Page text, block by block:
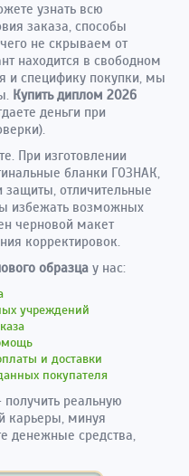
узнать всю
заказа, способы
не скрываем от
находится в свободном
и специфику покупки, мы
Купить диплом 2026
деньги при
При изготовлении
бланки ГОЗНАК,
защиты, отличительные
избежать возможных
черновой макет
корректировок.
образца у нас:
учреждений
и доставки
покупателя
реальную
карьеры, минуя
денежные средства,